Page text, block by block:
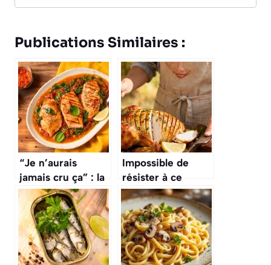
Publications Similaires :
“Je n’aurais
jamais cru ça” : la
cuisson du poulet
qui retourne
Internet
Impossible de
résister à ce
poulet hasselback
: la recette qui
bluffe tout le
monde